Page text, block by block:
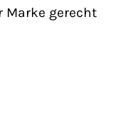
Marke gerecht